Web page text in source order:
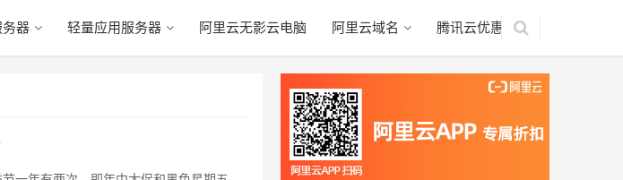
器 轻量应用服务器 阿里云无影云电脑 阿里云域名 腾讯云优惠